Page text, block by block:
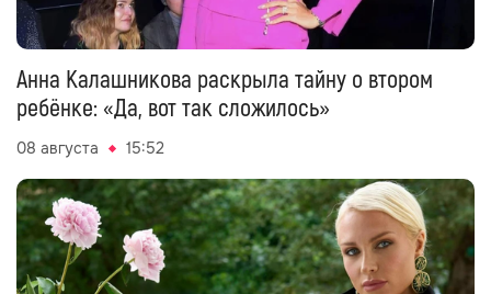
Анна Калашникова раскрыла тайну о втором
ребёнке: «Да, вот так сложилось»
08 августа 15:52